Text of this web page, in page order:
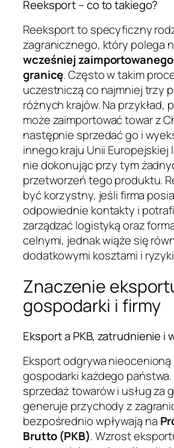
Reeksport – co to takiego?
Reeksport to specyficzny
zagranicznego, który polega
wcześniej
granicę. Często w takim
uczestniczą co najmniej trzy
różnych krajów. Na przykład,
może zaimportować towar z
następnie sprzedać go i
innego kraju Unii Europejskiej
nie dokonując przy tym
przetworzeń tego produktu.
być korzystny, jeśli firma
odpowiednie kontakty i
zarządzać logistyką oraz
celnymi, jednak wiąże się
dodatkowymi kosztami i
Znaczenie
gospodarki i firmy
Eksport a PKB, zatrudnienie i
Eksport odgrywa
gospodarki każdego
sprzedaż towarów i usług za
generuje przychody z
bezpośrednio wpływają na
Brutto (PKB). Wzrost